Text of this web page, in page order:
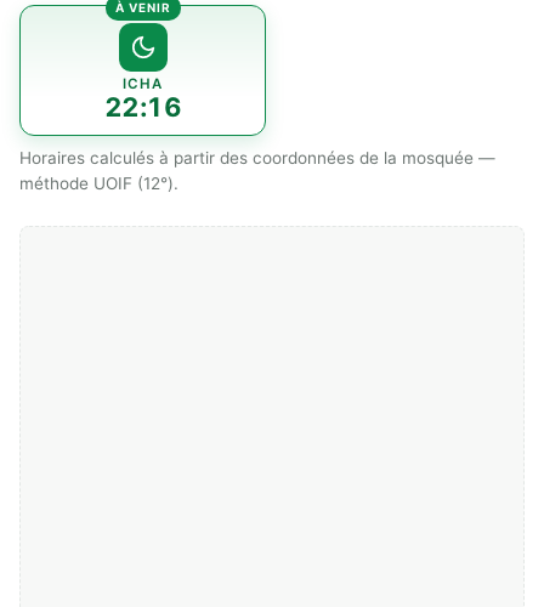
ICHA
22:16
Horaires calculés à partir des coordonnées de la mosquée —
méthode UOIF (12°).